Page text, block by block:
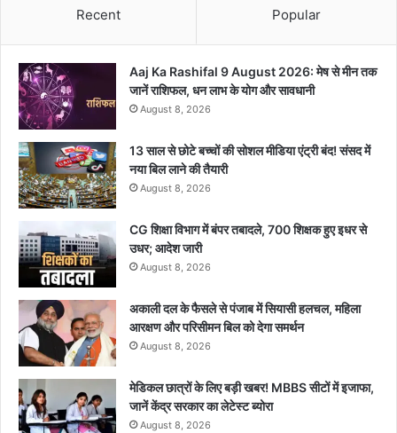
Recent Popular
Aaj Ka Rashifal 9 August 2026: मेष से मीन तक
जानें राशिफल, धन लाभ के योग और सावधानी
August 8, 2026
13 साल से छोटे बच्चों की सोशल मीडिया एंट्री बंद! संसद में
नया बिल लाने की तैयारी
August 8, 2026
CG शिक्षा विभाग में बंपर तबादले, 700 शिक्षक हुए इधर से
उधर; आदेश जारी
August 8, 2026
अकाली दल के फैसले से पंजाब में सियासी हलचल, महिला
आरक्षण और परिसीमन बिल को देगा समर्थन
August 8, 2026
मेडिकल छात्रों के लिए बड़ी खबर! MBBS सीटों में इजाफा,
जानें केंद्र सरकार का लेटेस्ट ब्योरा
August 8, 2026